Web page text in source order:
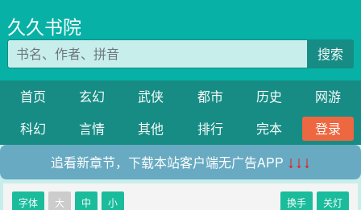
久久书院
搜索
首页 玄幻 武侠 都市 历史
网游
科幻
言情 其他 排行 完本
登录
追看新章节，下载本站客户端无广告APP ↓↓↓
字体 大 中 小 换手 关灯